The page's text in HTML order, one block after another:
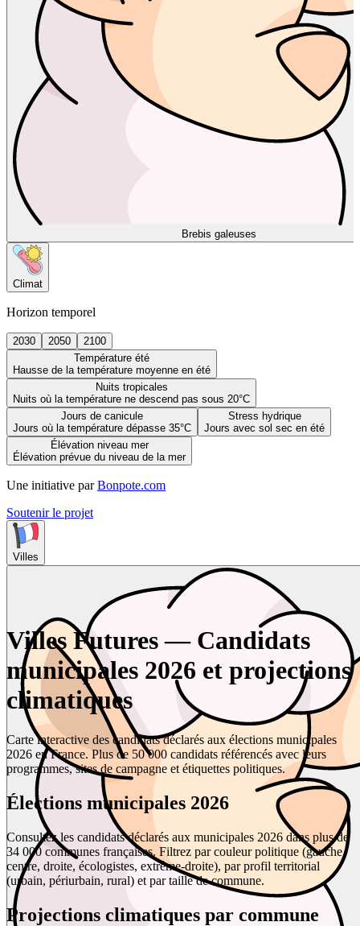
Brebis galeuses
Climat
Horizon temporel
2030 2050
2100
Température été
Hausse de la température moyenne en été
Nuits tropicales
Nuits où la température ne descend pas sous 20°C
Jours de canicule
Jours où la température dépasse 35°C
Stress hydrique
Jours avec sol sec en été
Élévation niveau mer
Élévation prévue du niveau de la mer
Une initiative par Bonpote.com
Soutenir le projet
Villes
Villes Futures — Candidats
municipales 2026 et projections
climatiques
Carte interactive des candidats déclarés aux élections municipales
2026 en France. Plus de 50 000 candidats référencés avec leurs
programmes, sites de campagne et étiquettes politiques.
Élections municipales 2026
Consultez les candidats déclarés aux municipales 2026 dans plus de
34 000 communes françaises. Filtrez par couleur politique (gauche,
centre, droite, écologistes, extrême-droite), par profil territorial
(urbain, périurbain, rural) et par taille de commune.
Projections climatiques par commune